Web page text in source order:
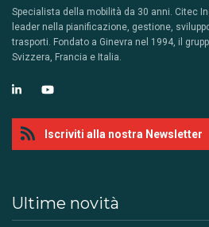
Specialista della mobilità da 30 anni. Citec
leader nella pianificazione, gestione,
trasporti. Fondato a Ginevra nel 1994, il
Svizzera, Francia e Italia.
Iscriviti alla nostra Newsletter
Ultime novità